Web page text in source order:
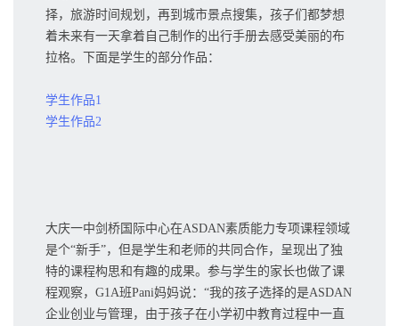
择，旅游时间规划，再到城市景点搜集，孩子们都梦想
着未来有一天拿着自己制作的出行手册去感受美丽的布
拉格。下面是学生的部分作品：
学生作品1
学生作品2
大庆一中剑桥国际中心在ASDAN素质能力专项课程领域
是个“新手”，但是学生和老师的共同合作，呈现出了独
特的课程构思和有趣的成果。参与学生的家长也做了课
程观察，G1A班Pani妈妈说：“我的孩子选择的是ASDAN
企业创业与管理，由于孩子在小学初中教育过程中一直